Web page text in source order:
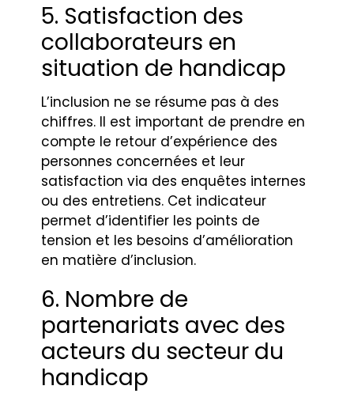
5. Satisfaction des
collaborateurs en
situation de handicap
L’inclusion ne se résume pas à des
chiffres. Il est important de prendre en
compte le retour d’expérience des
personnes concernées et leur
satisfaction via des enquêtes internes
ou des entretiens. Cet indicateur
permet d’identifier les points de
tension et les besoins d’amélioration
en matière d’inclusion.
6. Nombre de
partenariats avec des
acteurs du secteur du
handicap